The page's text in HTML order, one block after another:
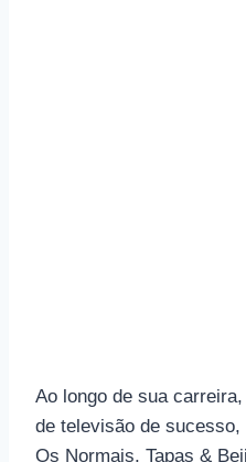
Ao longo de sua
de televisão de
Os Normais, Tapas &